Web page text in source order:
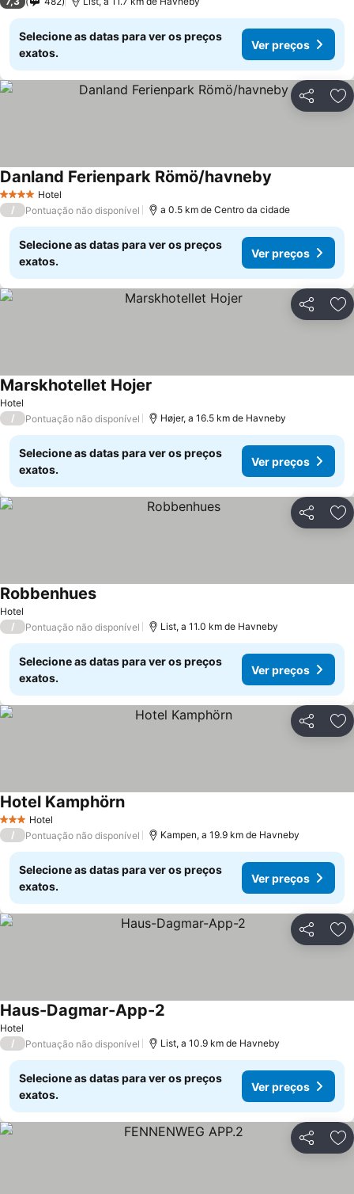
Selecione as datas para ver os preços
exatos.
Ver preços
Partilhar
4 EstrelasHotel
Danland Ferienpark Römö/havneby
/ Pontuação não disponível a 0.5 km de Centro da cidade
Selecione as datas para ver os preços
exatos.
Ver preços
Partilhar
Hotel
Marskhotellet Hojer
/ Pontuação não disponível Højer, a 16.5 km de Havneby
Selecione as datas para ver os preços
exatos.
Ver preços
Partilhar
Hotel
Robbenhues
/ Pontuação não disponível List, a 11.0 km de Havneby
Selecione as datas para ver os preços
exatos.
Ver preços
Partilhar
3 EstrelasHotel
Hotel Kamphörn
/ Pontuação não disponível Kampen, a 19.9 km de Havneby
Selecione as datas para ver os preços
exatos.
Ver preços
Partilhar
Hotel
Haus-Dagmar-App-2
/ Pontuação não disponível List, a 10.9 km de Havneby
Selecione as datas para ver os preços
exatos.
Ver preços
Partilhar